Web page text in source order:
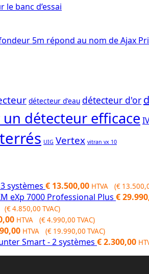
le banc d’essai
5m répond au nom de Ajax
détecteur d'eau détecteur d'or
détecteur efficace
UIG Vertex vitran vx 10
systèmes € 13.500,00 HTVA (€
eXp 7000 Professional Plus €
(€4.850,00 TVAC)
HTVA (€4.990,00 TVAC)
HTVA (€ 19.990,00 TVAC)
Smart - 2 systèmes €2.300,00